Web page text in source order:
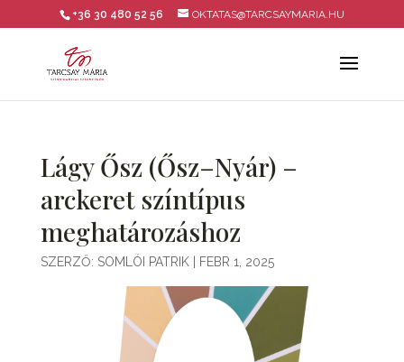
+36 30 480 52 56 OKTATAS@TARCSAYMARIA.HU
Lágy Ősz (Ősz–Nyár) –
arckeret színtípus
meghatározáshoz
SZERZŐ: SOMLÓI PATRIK| FEBR 1, 2025